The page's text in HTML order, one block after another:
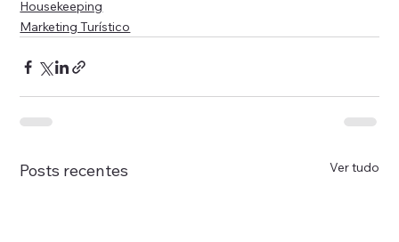
Housekeeping
Marketing Turístico
Posts recentes Ver tudo